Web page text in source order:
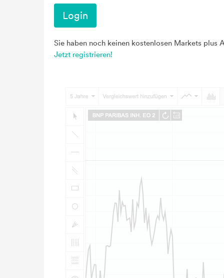
Login
Sie haben noch keinen kostenlosen Markets plus
Jetzt registrieren!